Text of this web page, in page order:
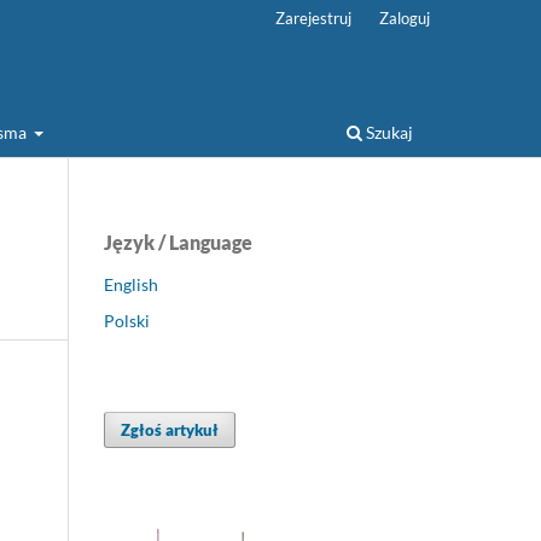
Szukaj
Zarejestruj Zaloguj
Język / Language
English
Polski
Zgłoś artykuł